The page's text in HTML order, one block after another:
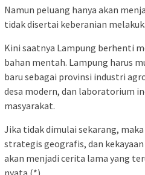
Namun peluang hanya akan
tidak disertai keberanian
Kini saatnya Lampung berhenti
bahan mentah. Lampung harus
baru sebagai provinsi industri
desa modern, dan laboratorium
masyarakat.
Jika tidak dimulai sekarang,
strategis geografis, dan
akan menjadi cerita lama yang
nyata.(*)